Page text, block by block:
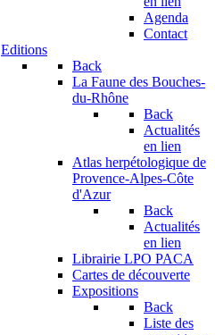
Agenda
Contact
Editions
Back
La Faune des Bouches-
du-Rhône
Back
Actualités
en lien
Atlas herpétologique de
Provence-Alpes-Côte
d'Azur
Back
Actualités
en lien
Librairie LPO PACA
Cartes de découverte
Expositions
Back
Liste des